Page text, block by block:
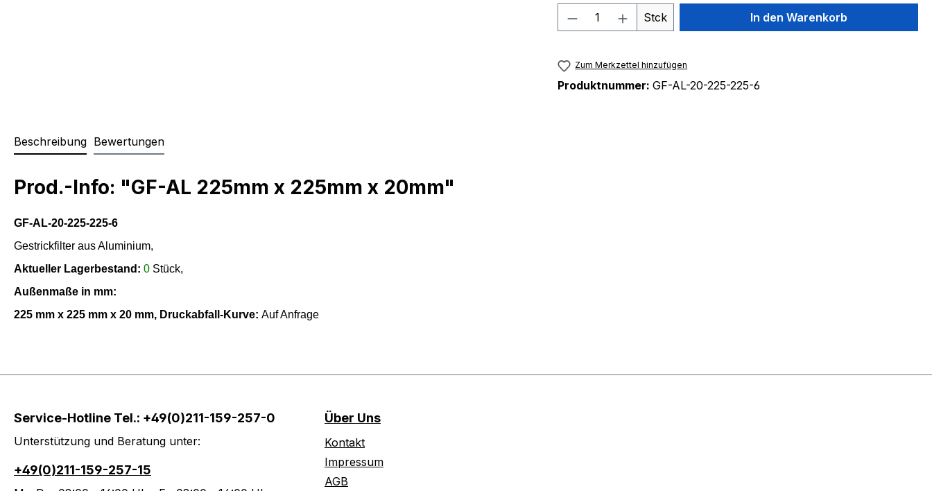
Produkt Anzahl: Gib den gewünschten Wert
Stck In den Warenkorb
Zum Merkzettel hinzufügen
Produktnummer: GF-AL-20-225-225-6
Beschreibung Bewertungen
Prod.-Info: "GF-AL 225mm x 225mm x 20mm"
GF-AL-20-225-225-6
Gestrickfilter aus Aluminium,
Aktueller Lagerbestand: 0 Stück,
Außenmaße in mm:
225 mm x 225 mm x 20 mm, Druckabfall-Kurve: Auf Anfrage
Service-Hotline Tel.: +49(0)211-159-257-0
Unterstützung und Beratung unter:
+49(0)211-159-257-15
Über Uns
Kontakt
Impressum
AGB